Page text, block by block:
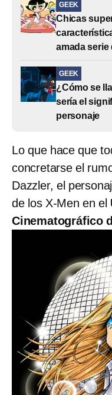
GEEK
Chicas
amada serie
GEEK
¿Cómo se
sería el
personaje
Lo que hace que
concretarse el
Dazzler, el
de los X-Men en el
Cinematográfico